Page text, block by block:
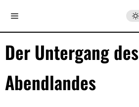
Der Untergang des
Abendlandes